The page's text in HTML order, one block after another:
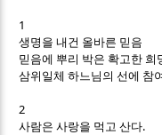
1
생명을 내건 올바른 믿음
믿음에 뿌리 박은 확고한 희
삼위일체 하느님의 선에 참
2
사람은 사랑을 먹고 산다.